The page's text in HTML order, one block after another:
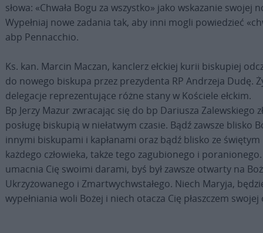
słowa: «Chwała Bogu za wszystko» jako wskazanie swojej
Wypełniaj nowe zadania tak, aby inni mogli powiedzieć
abp Pennacchio.
Ks. kan. Marcin Maczan, kanclerz ełckiej kurii biskupiej
do nowego biskupa przez prezydenta RP Andrzeja Dudę.
delegacje reprezentujące różne stany w Kościele ełckim.
Bp Jerzy Mazur zwracając się do bp Dariusza Zalewskiego
posługę biskupią w niełatwym czasie. Bądź zawsze blisko
innymi biskupami i kapłanami oraz bądź blisko ze
każdego człowieka, także tego zagubionego i
umacnia Cię swoimi darami, byś był zawsze otwarty na
Ukrzyżowanego i Zmartwychwstałego. Niech Maryja,
wypełniania woli Bożej i niech otacza Cię płaszczem swojej